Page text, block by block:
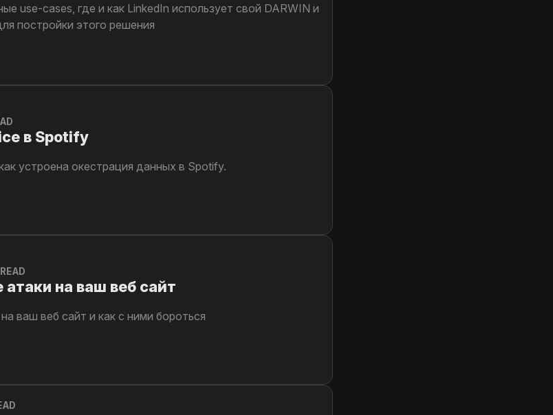
use-cases, где и как LinkedIn использует свой DARWIN и
постройки этого решения
в Spotify
устроена окестрация данных в Spotify.
на ваш веб сайт
ваш веб сайт и как с ними бороться